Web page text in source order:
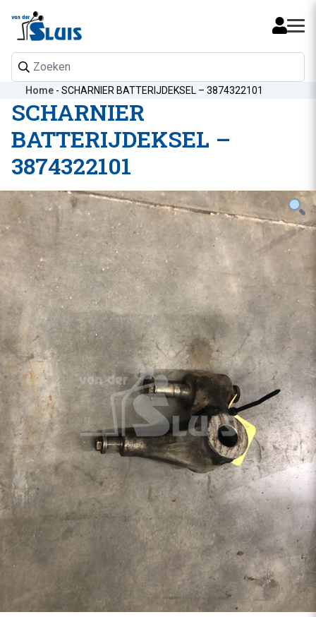
Mijn
Home - SCHARNIER BATTERIJDEKSEL – 3874322101
SCHARNIER
BATTERIJDEKSEL –
3874322101